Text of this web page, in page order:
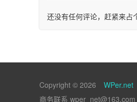
还没有任何评论，赶紧来占
Copyright © 2026 WPer.net
商务联系 wper_net@163.com